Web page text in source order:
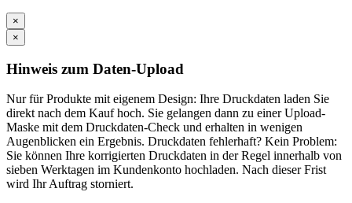
×
×
Hinweis zum Daten-Upload
Nur für Produkte mit eigenem Design: Ihre Druckdaten laden Sie
direkt nach dem Kauf hoch. Sie gelangen dann zu einer Upload-
Maske mit dem Druckdaten-Check und erhalten in wenigen
Augenblicken ein Ergebnis. Druckdaten fehlerhaft? Kein Problem:
Sie können Ihre korrigierten Druckdaten in der Regel innerhalb von
sieben Werktagen im Kundenkonto hochladen. Nach dieser Frist
wird Ihr Auftrag storniert.